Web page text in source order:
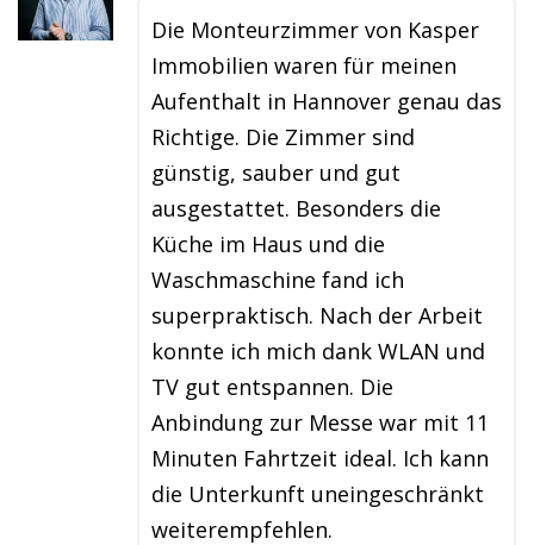
Die Monteurzimmer von Kasper
Immobilien waren für meinen
Aufenthalt in Hannover genau das
Richtige. Die Zimmer sind
günstig, sauber und gut
ausgestattet. Besonders die
Küche im Haus und die
Waschmaschine fand ich
superpraktisch. Nach der Arbeit
konnte ich mich dank WLAN und
TV gut entspannen. Die
Anbindung zur Messe war mit 11
Minuten Fahrtzeit ideal. Ich kann
die Unterkunft uneingeschränkt
weiterempfehlen.